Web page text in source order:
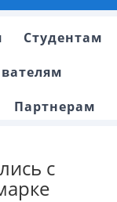
Студентам
Партнерам
с